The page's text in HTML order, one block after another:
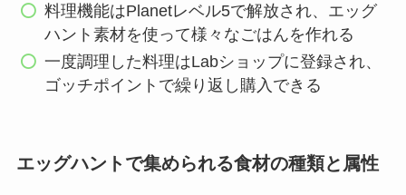
料理機能はPlanetレベル5で解放され、エッグ
ハント素材を使って様々なごはんを作れる
一度調理した料理はLabショップに登録され、
ゴッチポイントで繰り返し購入できる
エッグハントで集められる食材の種類と属性